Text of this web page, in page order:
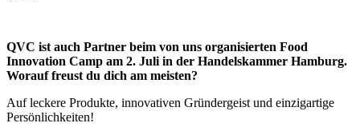
QVC ist auch Partner beim von uns organisierten Food
Innovation Camp am 2. Juli in der Handelskammer Hamburg.
Worauf freust du dich am meisten?
Auf leckere Produkte, innovativen Gründergeist und einzigartige
Persönlichkeiten!